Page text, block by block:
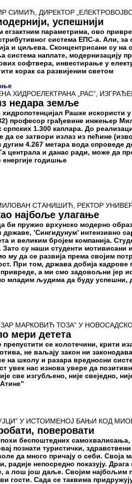
СИМИЋ, ДИРЕКТОР
успешнији
егзактним параметрима, ово
система ЕПС-а. Али, за
и циљева. Сконцентрисани су на
система наплате, модернизацију
софтвера, инвестирање у
корак са развијеним светом
ХИДРОЕЛЕКТРАНА „РАС”,
недара земље
хидропотенцијал Рашке искористи
професор грађевине инжењер
српских 1.300 каплара. До
да се затвори излаз из пећине
4.267 метара вода спроведе
централа и данас ради, може да
енергије годишње
СТАНИШИЋ, РЕКТОР
најбоље улагање
би пружио врхунско модерно
’Сингидунум’ интензивно
и великим бројем компанија.
Зато су наши студенти мотивисани
му да се развија према својим
При том, држава добија
а ми смо задовољни јер
младим људима да буду
МАРКОВИЋ ТОЗА” У
мери детета
препустити се колотечини, крити
не ваљају закон ни
на школу и разара вредносни
увек нас изнова увере да
све изгубљено, није свеједно,
У ИСТОИМЕНОЈ БАЊИ КОД
поверовати
беспоштедних
познати туристички,
да много причају о себи. Своја
радије непосредно показују.
а лош још даље. Својим најбољим
гости. Сада се таквима